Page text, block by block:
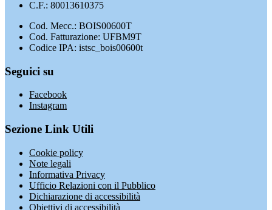
C.F.: 80013610375
Cod. Mecc.: BOIS00600T
Cod. Fatturazione: UFBM9T
Codice IPA: istsc_bois00600t
Seguici su
Facebook
Instagram
Sezione Link Utili
Cookie policy
Note legali
Informativa Privacy
Ufficio Relazioni con il Pubblico
Dichiarazione di accessibilità
Obiettivi di accessibilità